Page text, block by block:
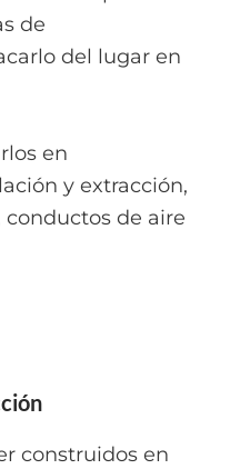
de
del lugar en
en
y extracción,
de aire
construidos en